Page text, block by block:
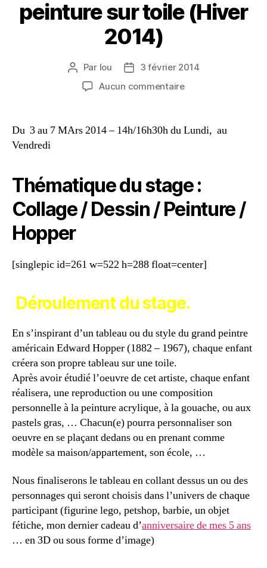
peinture sur toile (Hiver
2014)
Par lou
3 février 2014
Aucun commentaire
Du 3 au 7 MArs 2014 – 14h/16h30h du Lundi, au
Vendredi
Thématique du stage :
Collage / Dessin / Peinture /
Hopper
[singlepic id=261 w=522 h=288 float=center]
Déroulement du stage.
En s’inspirant d’un tableau ou du style du grand peintre
américain Edward Hopper (1882 – 1967), chaque enfant
créera son propre tableau sur une toile.
Après avoir étudié l’oeuvre de cet artiste, chaque enfant
réalisera, une reproduction ou une composition
personnelle à la peinture acrylique, à la gouache, ou aux
pastels gras, … Chacun(e) pourra personnaliser son
oeuvre en se plaçant dedans ou en prenant comme
modèle sa maison/appartement, son école, …
Nous finaliserons le tableau en collant dessus un ou des
personnages qui seront choisis dans l’univers de chaque
participant (figurine lego, petshop, barbie, un objet
fétiche, mon dernier cadeau d’anniversaire de mes 5 ans
… en 3D ou sous forme d’image)